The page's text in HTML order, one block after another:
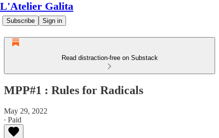
L'Atelier Galita
Subscribe Sign in
Read distraction-free on Substack
MPP#1 : Rules for Radicals
May 29, 2022
∙ Paid